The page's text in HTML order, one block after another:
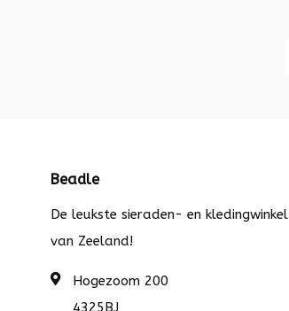
Beadle
De leukste sieraden- en kledingwinkel
van Zeeland!
Hogezoom 200
4325BJ